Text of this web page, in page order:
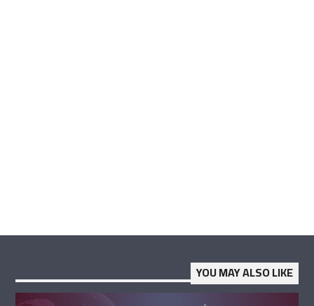
YOU MAY ALSO LIKE